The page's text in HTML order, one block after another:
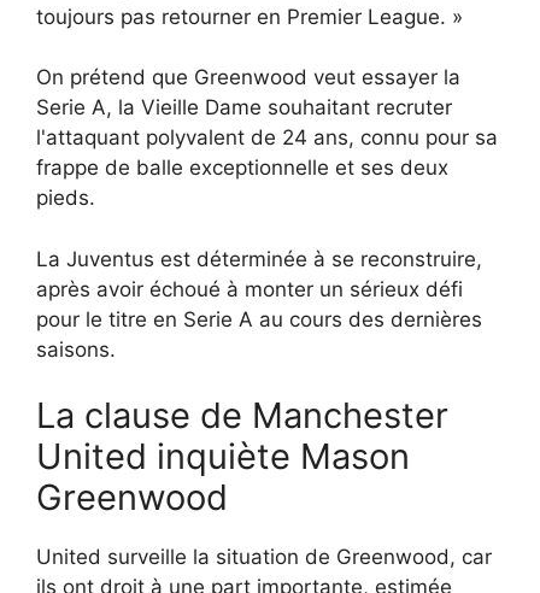
toujours pas retourner en Premier League. »
On prétend que Greenwood veut essayer la
Serie A, la Vieille Dame souhaitant recruter
l'attaquant polyvalent de 24 ans, connu pour sa
frappe de balle exceptionnelle et ses deux
pieds.
La Juventus est déterminée à se reconstruire,
après avoir échoué à monter un sérieux défi
pour le titre en Serie A au cours des dernières
saisons.
La clause de Manchester
United inquiète Mason
Greenwood
United surveille la situation de Greenwood, car
ils ont droit à une part importante, estimée